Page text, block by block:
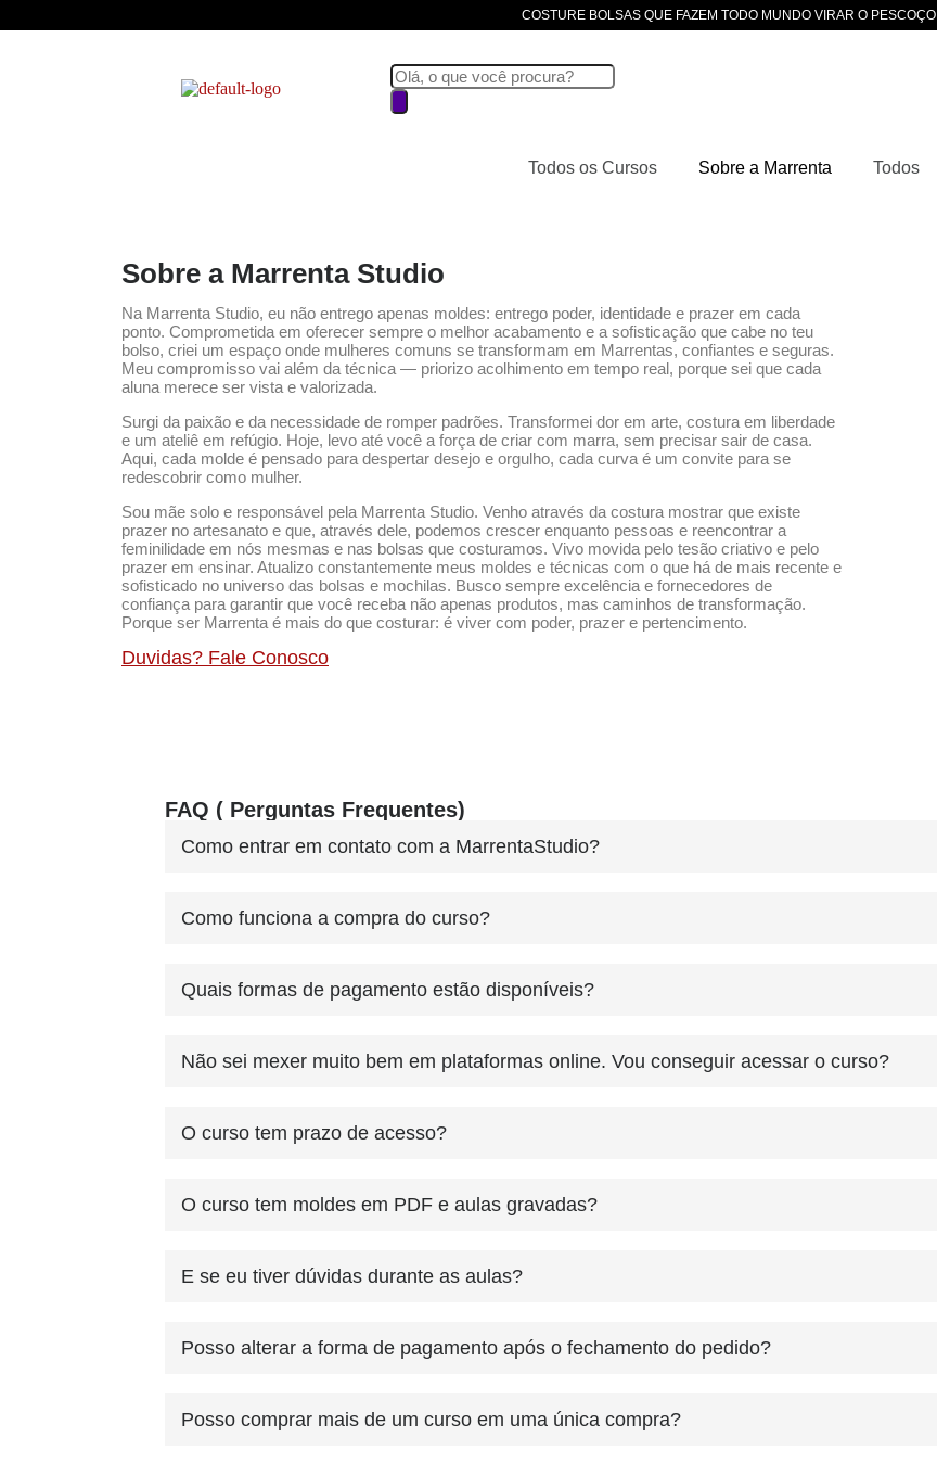
COSTURE BOLSAS QUE FAZEM TODO MUNDO VIRAR O PESCOÇO
Todos os Cursos Sobre a Marrenta Todos
Sobre a Marrenta Studio
Na Marrenta Studio, eu não entrego apenas moldes: entrego poder, identidade e prazer em cada
ponto. Comprometida em oferecer sempre o melhor acabamento e a sofisticação que cabe no teu
bolso, criei um espaço onde mulheres comuns se transformam em Marrentas, confiantes e seguras.
Meu compromisso vai além da técnica — priorizo acolhimento em tempo real, porque sei que cada
aluna merece ser vista e valorizada.
Surgi da paixão e da necessidade de romper padrões. Transformei dor em arte, costura em liberdade
e um ateliê em refúgio. Hoje, levo até você a força de criar com marra, sem precisar sair de casa.
Aqui, cada molde é pensado para despertar desejo e orgulho, cada curva é um convite para se
redescobrir como mulher.
Sou mãe solo e responsável pela Marrenta Studio. Venho através da costura mostrar que existe
prazer no artesanato e que, através dele, podemos crescer enquanto pessoas e reencontrar a
feminilidade em nós mesmas e nas bolsas que costuramos. Vivo movida pelo tesão criativo e pelo
prazer em ensinar. Atualizo constantemente meus moldes e técnicas com o que há de mais recente e
sofisticado no universo das bolsas e mochilas. Busco sempre excelência e fornecedores de
confiança para garantir que você receba não apenas produtos, mas caminhos de transformação.
Porque ser Marrenta é mais do que costurar: é viver com poder, prazer e pertencimento.
Duvidas? Fale Conosco
FAQ ( Perguntas Frequentes)
Como entrar em contato com a MarrentaStudio?
Como funciona a compra do curso?
Quais formas de pagamento estão disponíveis?
Não sei mexer muito bem em plataformas online. Vou conseguir acessar o curso?
O curso tem prazo de acesso?
O curso tem moldes em PDF e aulas gravadas?
E se eu tiver dúvidas durante as aulas?
Posso alterar a forma de pagamento após o fechamento do pedido?
Posso comprar mais de um curso em uma única compra?